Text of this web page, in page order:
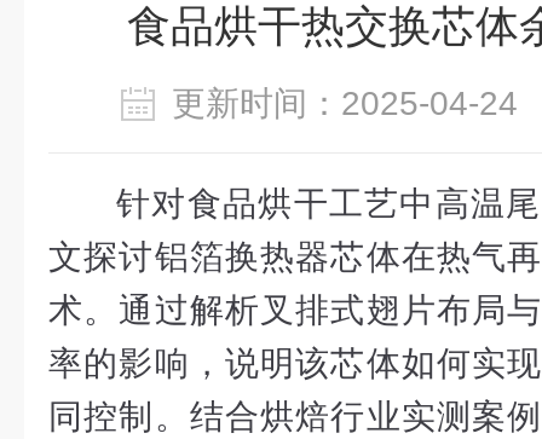
食品烘干热交换芯体
更新时间：2025-04-
针对食品烘干工艺中高温
文探讨铝箔换热器芯体在热气
术。通过解析叉排式翅片布局
率的影响，说明该芯体如何实
同控制。结合烘焙行业实测案